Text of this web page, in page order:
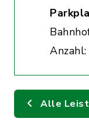
Anzahl:
Alle